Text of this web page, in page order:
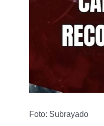
Foto: Subrayado